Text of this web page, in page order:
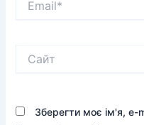
Зберегти моє ім'я, e-